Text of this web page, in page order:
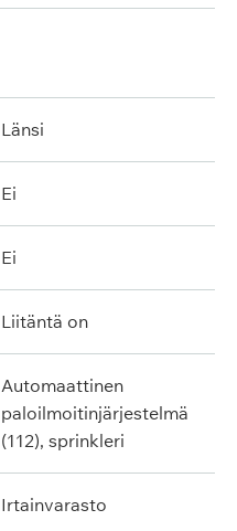
länsi
ei
ei
liitäntä on
automaattinen
paloilmoitinjärjestelmä
(112), sprinkleri
irtainvarasto